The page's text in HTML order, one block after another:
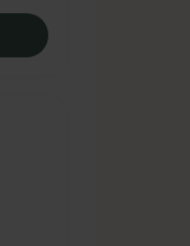
kr.
Posay Mela B3